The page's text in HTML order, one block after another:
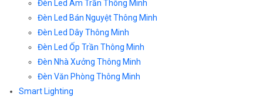
Đèn Led Âm Trần Thông Minh
Đèn Led Bán Nguyệt Thông Minh
Đèn Led Dây Thông Minh
Đèn Led Ốp Trần Thông Minh
Đèn Nhà Xưởng Thông Minh
Đèn Văn Phòng Thông Minh
Smart Lighting